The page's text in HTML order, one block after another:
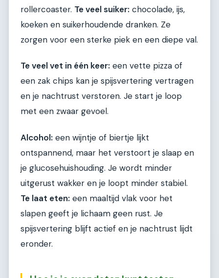
rollercoaster. Te veel suiker: chocolade, ijs,
koeken en suikerhoudende dranken. Ze
zorgen voor een sterke piek en een diepe val.
Te veel vet in één keer: een vette pizza of
een zak chips kan je spijsvertering vertragen
en je nachtrust verstoren. Je start je loop
met een zwaar gevoel.
Alcohol: een wijntje of biertje lijkt
ontspannend, maar het verstoort je slaap en
je glucosehuishouding. Je wordt minder
uitgerust wakker en je loopt minder stabiel.
Te laat eten: een maaltijd vlak voor het
slapen geeft je lichaam geen rust. Je
spijsvertering blijft actief en je nachtrust lijdt
eronder.